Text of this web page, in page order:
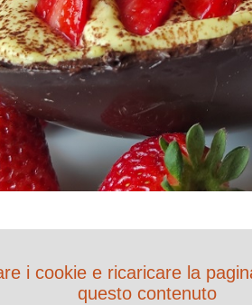
i cookie e ricaricare la
questo contenuto